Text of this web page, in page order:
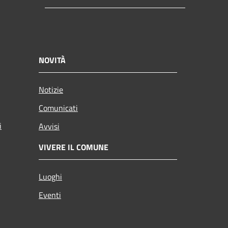
NOVITÀ
Notizie
Comunicati
Avvisi
VIVERE IL COMUNE
Luoghi
Eventi